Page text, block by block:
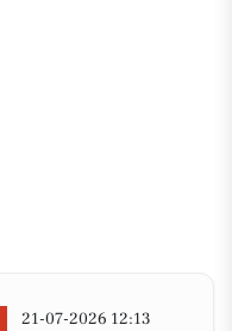
21-07-2026 12:13